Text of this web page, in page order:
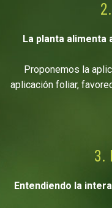
La planta alimenta
Proponemos la
aplicación foliar,
3.
Entendiendo la